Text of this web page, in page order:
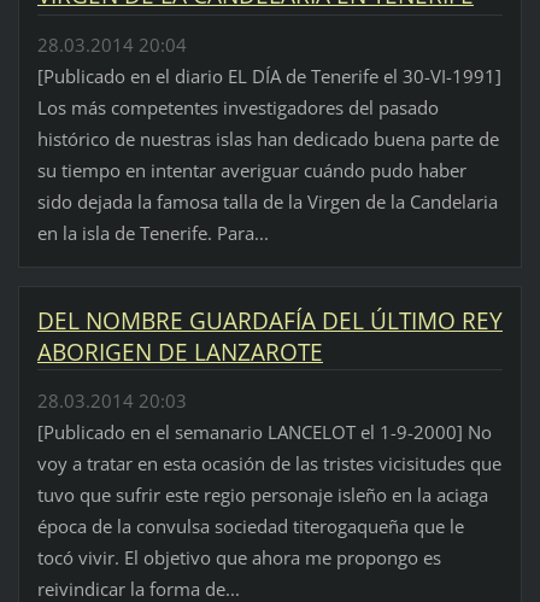
28.03.2014 20:04
[Publicado en el diario EL DÍA de Tenerife el 30-VI-1991]
Los más competentes investigadores del pasado
histórico de nuestras islas han dedicado buena parte de
su tiempo en intentar averiguar cuándo pudo haber
sido dejada la famosa talla de la Virgen de la Candelaria
en la isla de Tenerife. Para...
DEL NOMBRE GUARDAFÍA DEL ÚLTIMO REY
ABORIGEN DE LANZAROTE
28.03.2014 20:03
[Publicado en el semanario LANCELOT el 1-9-2000] No
voy a tratar en esta ocasión de las tristes vicisitudes que
tuvo que sufrir este regio personaje isleño en la aciaga
época de la convulsa sociedad titerogaqueña que le
tocó vivir. El objetivo que ahora me propongo es
reivindicar la forma de...